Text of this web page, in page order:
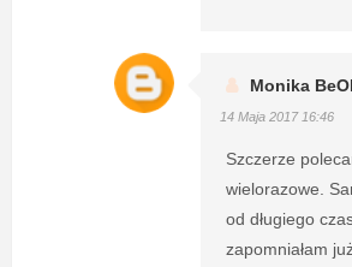
Monika
14 Maja 2017 16:46
Szczerze
wielorazowe.
od długiego
zapomniałam